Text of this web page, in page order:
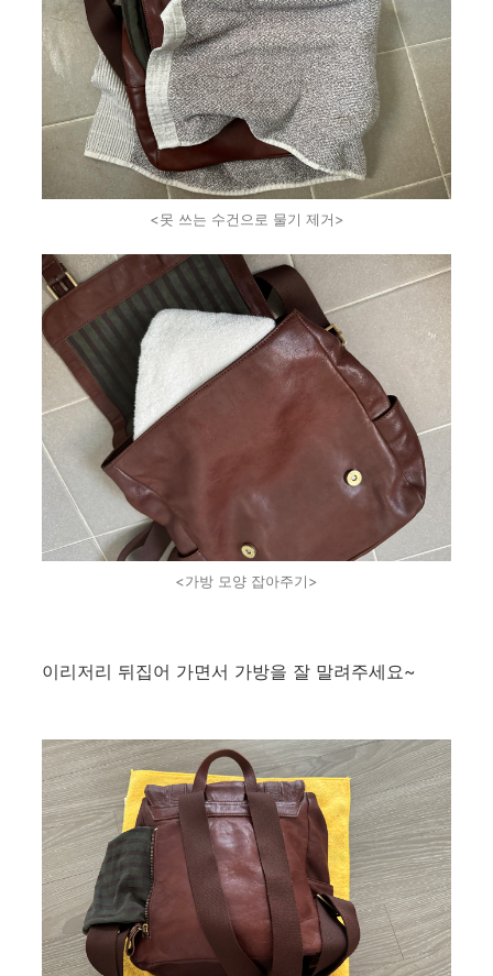
<못 쓰는 수건으로 물기 제거>
<가방 모양 잡아주기>
이리저리 뒤집어 가면서 가방을 잘 말려주세요~